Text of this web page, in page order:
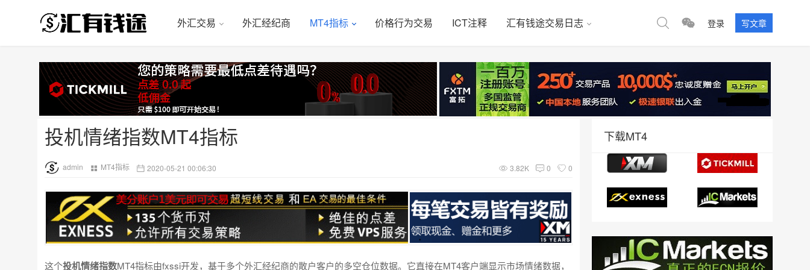
外汇交易 外汇经纪商 MT4指标 价格行为交易 ICT注释 汇有钱途交易日志 登录 写文章
投机情绪指数MT4指标
admin MT4指标 2020-05-21 00:06:30 3.82K 0 0
这个投机情绪指数MT4指标由fxssi开发，基于多个外汇经纪商的散户客户的多空仓位数据。它直接在MT4客户端显示市场情绪数据，
下载MT4